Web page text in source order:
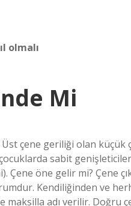
olmalı
Mi
Üst çene geriliği olan
sabit
öne gelir mi? Çene
Kendiliğinden ve
maksilla adı verilir. Doğru